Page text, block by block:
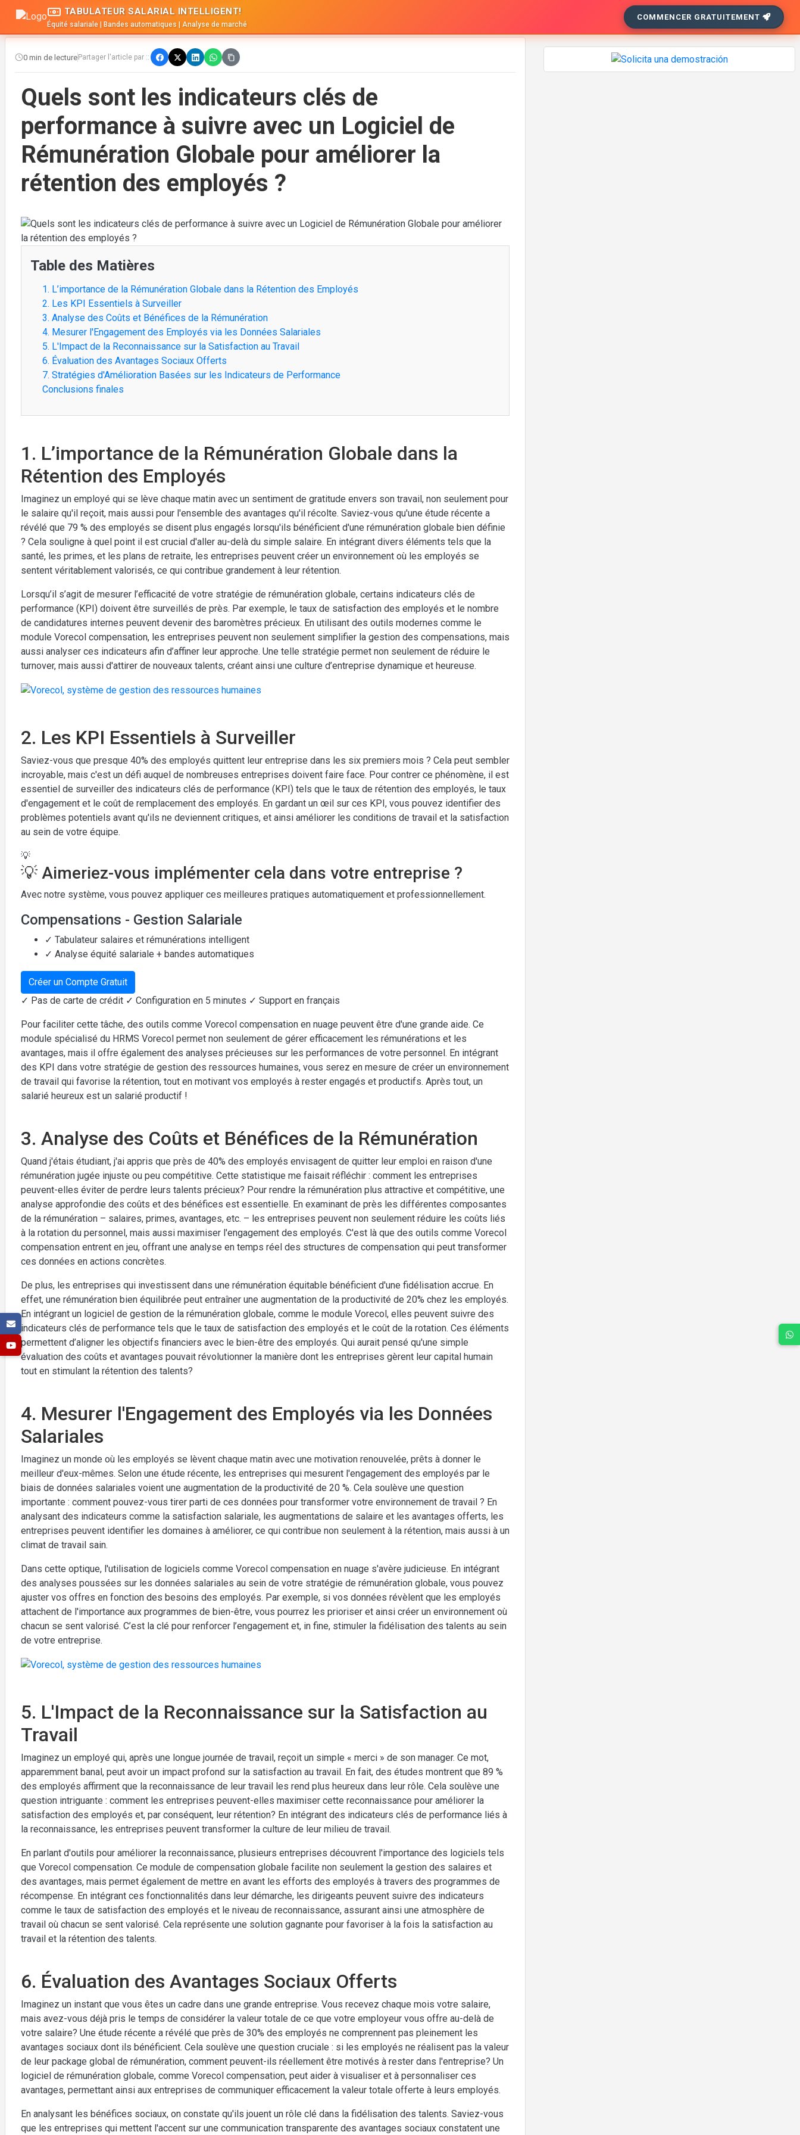
TABULATEUR SALARIAL INTELLIGENT!
Équité salariale | Bandes automatiques | Analyse de marché
COMMENCER GRATUITEMENT
0 min de lecture Partager l'article par ::
Quels sont les indicateurs clés de
performance à suivre avec un Logiciel de
Rémunération Globale pour améliorer la
rétention des employés ?
Table des Matières
1. L’importance de la Rémunération Globale dans la Rétention des Employés
2. Les KPI Essentiels à Surveiller
3. Analyse des Coûts et Bénéfices de la Rémunération
4. Mesurer l'Engagement des Employés via les Données Salariales
5. L'Impact de la Reconnaissance sur la Satisfaction au Travail
6. Évaluation des Avantages Sociaux Offerts
7. Stratégies d'Amélioration Basées sur les Indicateurs de Performance
Conclusions finales
1. L’importance de la Rémunération Globale dans la
Rétention des Employés
Imaginez un employé qui se lève chaque matin avec un sentiment de gratitude envers son travail, non seulement pour
le salaire qu'il reçoit, mais aussi pour l'ensemble des avantages qu'il récolte. Saviez-vous qu'une étude récente a
révélé que 79 % des employés se disent plus engagés lorsqu'ils bénéficient d'une rémunération globale bien définie
? Cela souligne à quel point il est crucial d'aller au-delà du simple salaire. En intégrant divers éléments tels que la
santé, les primes, et les plans de retraite, les entreprises peuvent créer un environnement où les employés se
sentent véritablement valorisés, ce qui contribue grandement à leur rétention.
Lorsqu’il s’agit de mesurer l’efficacité de votre stratégie de rémunération globale, certains indicateurs clés de
performance (KPI) doivent être surveillés de près. Par exemple, le taux de satisfaction des employés et le nombre
de candidatures internes peuvent devenir des baromètres précieux. En utilisant des outils modernes comme le
module Vorecol compensation, les entreprises peuvent non seulement simplifier la gestion des compensations, mais
aussi analyser ces indicateurs afin d’affiner leur approche. Une telle stratégie permet non seulement de réduire le
turnover, mais aussi d'attirer de nouveaux talents, créant ainsi une culture d’entreprise dynamique et heureuse.
2. Les KPI Essentiels à Surveiller
Saviez-vous que presque 40% des employés quittent leur entreprise dans les six premiers mois ? Cela peut sembler
incroyable, mais c'est un défi auquel de nombreuses entreprises doivent faire face. Pour contrer ce phénomène, il est
essentiel de surveiller des indicateurs clés de performance (KPI) tels que le taux de rétention des employés, le taux
d'engagement et le coût de remplacement des employés. En gardant un œil sur ces KPI, vous pouvez identifier des
problèmes potentiels avant qu'ils ne deviennent critiques, et ainsi améliorer les conditions de travail et la satisfaction
au sein de votre équipe.
💡
💡 Aimeriez-vous implémenter cela dans votre entreprise ?
Avec notre système, vous pouvez appliquer ces meilleures pratiques automatiquement et professionnellement.
Compensations - Gestion Salariale
✓ Tabulateur salaires et rémunérations intelligent
✓ Analyse équité salariale + bandes automatiques
Créer un Compte Gratuit
✓ Pas de carte de crédit ✓ Configuration en 5 minutes ✓ Support en français
Pour faciliter cette tâche, des outils comme Vorecol compensation en nuage peuvent être d'une grande aide. Ce
module spécialisé du HRMS Vorecol permet non seulement de gérer efficacement les rémunérations et les
avantages, mais il offre également des analyses précieuses sur les performances de votre personnel. En intégrant
des KPI dans votre stratégie de gestion des ressources humaines, vous serez en mesure de créer un environnement
de travail qui favorise la rétention, tout en motivant vos employés à rester engagés et productifs. Après tout, un
salarié heureux est un salarié productif !
3. Analyse des Coûts et Bénéfices de la Rémunération
Quand j'étais étudiant, j'ai appris que près de 40% des employés envisagent de quitter leur emploi en raison d'une
rémunération jugée injuste ou peu compétitive. Cette statistique me faisait réfléchir : comment les entreprises
peuvent-elles éviter de perdre leurs talents précieux? Pour rendre la rémunération plus attractive et compétitive, une
analyse approfondie des coûts et des bénéfices est essentielle. En examinant de près les différentes composantes
de la rémunération – salaires, primes, avantages, etc. – les entreprises peuvent non seulement réduire les coûts liés
à la rotation du personnel, mais aussi maximiser l'engagement des employés. C'est là que des outils comme Vorecol
compensation entrent en jeu, offrant une analyse en temps réel des structures de compensation qui peut transformer
ces données en actions concrètes.
De plus, les entreprises qui investissent dans une rémunération équitable bénéficient d'une fidélisation accrue. En
effet, une rémunération bien équilibrée peut entraîner une augmentation de la productivité de 20% chez les employés.
En intégrant un logiciel de gestion de la rémunération globale, comme le module Vorecol, elles peuvent suivre des
indicateurs clés de performance tels que le taux de satisfaction des employés et le coût de la rotation. Ces éléments
permettent d’aligner les objectifs financiers avec le bien-être des employés. Qui aurait pensé qu'une simple
évaluation des coûts et avantages pouvait révolutionner la manière dont les entreprises gèrent leur capital humain
tout en stimulant la rétention des talents?
4. Mesurer l'Engagement des Employés via les Données
Salariales
Imaginez un monde où les employés se lèvent chaque matin avec une motivation renouvelée, prêts à donner le
meilleur d'eux-mêmes. Selon une étude récente, les entreprises qui mesurent l'engagement des employés par le
biais de données salariales voient une augmentation de la productivité de 20 %. Cela soulève une question
importante : comment pouvez-vous tirer parti de ces données pour transformer votre environnement de travail ? En
analysant des indicateurs comme la satisfaction salariale, les augmentations de salaire et les avantages offerts, les
entreprises peuvent identifier les domaines à améliorer, ce qui contribue non seulement à la rétention, mais aussi à un
climat de travail sain.
Dans cette optique, l'utilisation de logiciels comme Vorecol compensation en nuage s'avère judicieuse. En intégrant
des analyses poussées sur les données salariales au sein de votre stratégie de rémunération globale, vous pouvez
ajuster vos offres en fonction des besoins des employés. Par exemple, si vos données révèlent que les employés
attachent de l'importance aux programmes de bien-être, vous pourrez les prioriser et ainsi créer un environnement où
chacun se sent valorisé. C’est la clé pour renforcer l’engagement et, in fine, stimuler la fidélisation des talents au sein
de votre entreprise.
5. L'Impact de la Reconnaissance sur la Satisfaction au
Travail
Imaginez un employé qui, après une longue journée de travail, reçoit un simple « merci » de son manager. Ce mot,
apparemment banal, peut avoir un impact profond sur la satisfaction au travail. En fait, des études montrent que 89 %
des employés affirment que la reconnaissance de leur travail les rend plus heureux dans leur rôle. Cela soulève une
question intriguante : comment les entreprises peuvent-elles maximiser cette reconnaissance pour améliorer la
satisfaction des employés et, par conséquent, leur rétention? En intégrant des indicateurs clés de performance liés à
la reconnaissance, les entreprises peuvent transformer la culture de leur milieu de travail.
En parlant d'outils pour améliorer la reconnaissance, plusieurs entreprises découvrent l'importance des logiciels tels
que Vorecol compensation. Ce module de compensation globale facilite non seulement la gestion des salaires et
des avantages, mais permet également de mettre en avant les efforts des employés à travers des programmes de
récompense. En intégrant ces fonctionnalités dans leur démarche, les dirigeants peuvent suivre des indicateurs
comme le taux de satisfaction des employés et le niveau de reconnaissance, assurant ainsi une atmosphère de
travail où chacun se sent valorisé. Cela représente une solution gagnante pour favoriser à la fois la satisfaction au
travail et la rétention des talents.
6. Évaluation des Avantages Sociaux Offerts
Imaginez un instant que vous êtes un cadre dans une grande entreprise. Vous recevez chaque mois votre salaire,
mais avez-vous déjà pris le temps de considérer la valeur totale de ce que votre employeur vous offre au-delà de
votre salaire? Une étude récente a révélé que près de 30% des employés ne comprennent pas pleinement les
avantages sociaux dont ils bénéficient. Cela soulève une question cruciale : si les employés ne réalisent pas la valeur
de leur package global de rémunération, comment peuvent-ils réellement être motivés à rester dans l'entreprise? Un
logiciel de rémunération globale, comme Vorecol compensation, peut aider à visualiser et à personnaliser ces
avantages, permettant ainsi aux entreprises de communiquer efficacement la valeur totale offerte à leurs employés.
En analysant les bénéfices sociaux, on constate qu'ils jouent un rôle clé dans la fidélisation des talents. Saviez-vous
que les entreprises qui mettent l'accent sur une communication transparente des avantages sociaux constatent une